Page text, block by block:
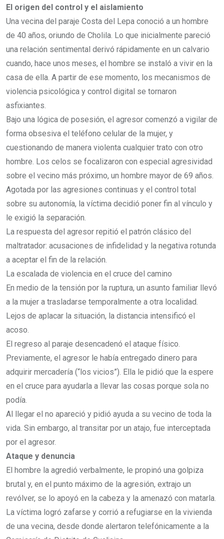
El origen del control y el aislamiento
Una vecina del paraje Costa del Lepa conoció a un hombre
de 40 años, oriundo de Cholila. Lo que inicialmente pareció
una relación sentimental derivó rápidamente en un calvario
cuando, hace unos meses, el hombre se instaló a vivir en la
casa de ella. A partir de ese momento, los mecanismos de
violencia psicológica y control digital se tornaron
asfixiantes.
Bajo una lógica de posesión, el agresor comenzó a vigilar de
forma obsesiva el teléfono celular de la mujer, y
cuestionando de manera violenta cualquier trato con otro
hombre. Los celos se focalizaron con especial agresividad
sobre el vecino más próximo, un hombre mayor de 69 años.
Agotada por las agresiones continuas y el control total
sobre su autonomía, la víctima decidió poner fin al vínculo y
le exigió la separación.
La respuesta del agresor repitió el patrón clásico del
maltratador: acusaciones de infidelidad y la negativa rotunda
a aceptar el fin de la relación.
La escalada de violencia en el cruce del camino
En medio de la tensión por la ruptura, un asunto familiar llevó
a la mujer a trasladarse temporalmente a otra localidad.
Lejos de aplacar la situación, la distancia intensificó el
acoso.
El regreso al paraje desencadenó el ataque físico.
Previamente, el agresor le había entregado dinero para
adquirir mercadería (“los vicios”). Ella le pidió que la espere
en el cruce para ayudarla a llevar las cosas porque sola no
podía.
Al llegar el no apareció y pidió ayuda a su vecino de toda la
vida. Sin embargo, al transitar por un atajo, fue interceptada
por el agresor.
Ataque y denuncia
El hombre la agredió verbalmente, le propinó una golpiza
brutal y, en el punto máximo de la agresión, extrajo un
revólver, se lo apoyó en la cabeza y la amenazó con matarla.
La víctima logró zafarse y corrió a refugiarse en la vivienda
de una vecina, desde donde alertaron telefónicamente a la